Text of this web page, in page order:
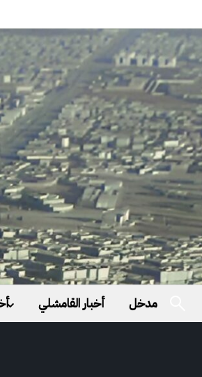
مدخل أخبار القامشلي